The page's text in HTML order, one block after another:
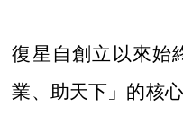
復星自創立以來始
業、助天下」的核